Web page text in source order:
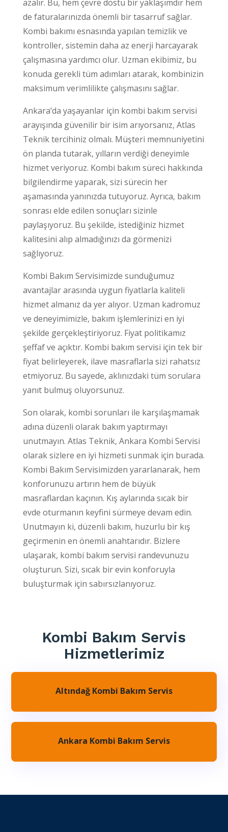
azalır. Bu, hem çevre dostu bir yaklaşımdır hem
de faturalarınızda önemli bir tasarruf sağlar.
Kombi bakımı esnasında yapılan temizlik ve
kontroller, sistemin daha az enerji harcayarak
çalışmasına yardımcı olur. Uzman ekibimiz, bu
konuda gerekli tüm adımları atarak, kombinizin
maksimum verimlilikte çalışmasını sağlar.
Ankara’da yaşayanlar için kombi bakım servisi
arayışında güvenilir bir isim arıyorsanız, Atlas
Teknik tercihiniz olmalı. Müşteri memnuniyetini
ön planda tutarak, yılların verdiği deneyimle
hizmet veriyoruz. Kombi bakım süreci hakkında
bilgilendirme yaparak, sizi sürecin her
aşamasında yanınızda tutuyoruz. Ayrıca, bakım
sonrası elde edilen sonuçları sizinle
paylaşıyoruz. Bu şekilde, istediğiniz hizmet
kalitesini alıp almadığınızı da görmenizi
sağlıyoruz.
Kombi Bakım Servisimizde sunduğumuz
avantajlar arasında uygun fiyatlarla kaliteli
hizmet almanız da yer alıyor. Uzman kadromuz
ve deneyimimizle, bakım işlemlerinizi en iyi
şekilde gerçekleştiriyoruz. Fiyat politikamız
şeffaf ve açıktır. Kombi bakım servisi için tek bir
fiyat belirleyerek, ilave masraflarla sizi rahatsız
etmiyoruz. Bu sayede, aklınızdaki tüm sorulara
yanıt bulmuş oluyorsunuz.
Son olarak, kombi sorunları ile karşılaşmamak
adına düzenli olarak bakım yaptırmayı
unutmayın. Atlas Teknik, Ankara Kombi Servisi
olarak sizlere en iyi hizmeti sunmak için burada.
Kombi Bakım Servisimizden yararlanarak, hem
konforunuzu artırın hem de büyük
masraflardan kaçının. Kış aylarında sıcak bir
evde oturmanın keyfini sürmeye devam edin.
Unutmayın ki, düzenli bakım, huzurlu bir kış
geçirmenin en önemli anahtarıdır. Bizlere
ulaşarak, kombi bakım servisi randevunuzu
oluşturun. Sizi, sıcak bir evin konforuyla
buluşturmak için sabırsızlanıyoruz.
Kombi Bakım Servis
Hizmetlerimiz
Altındağ Kombi Bakım Servis
Ankara Kombi Bakım Servis